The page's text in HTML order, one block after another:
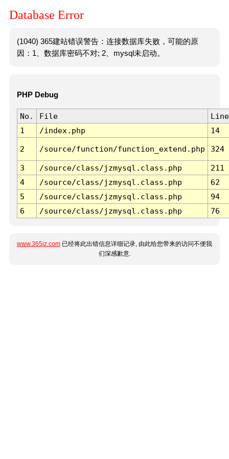
Database Error
(1040) 365建站错误警告：连接数据库失败，可能的原
因：1、数据库密码不对; 2、mysql未启动。
PHP Debug
No. File
Line
1
/index.php 14
2 /source/function/function_extend.php 324
3 /source/class/jzmysql.class.php
211
4
/source/class/jzmysql.class.php
62
5
/source/class/jzmysql.class.php
94
6
/source/class/jzmysql.class.php 76
www.365jz.com 已经将此出错信息详细记录, 由此给您带来的访问不便我
们深感歉意.